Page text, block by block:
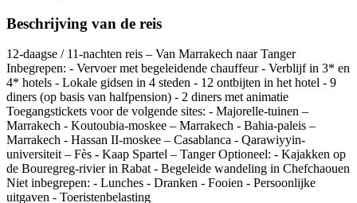
Beschrijving van de reis
12-daagse / 11-nachten reis – Van Marrakech naar Tanger
Inbegrepen: - Vervoer met begeleidende chauffeur - Verblijf in 3* en
4* hotels - Lokale gidsen in 4 steden - 12 ontbijten in het hotel - 9
diners (op basis van halfpension) - 2 diners met animatie
Toegangstickets voor de volgende sites: - Majorelle-tuinen –
Marrakech - Koutoubia-moskee – Marrakech - Bahia-paleis –
Marrakech - Hassan II-moskee – Casablanca - Qarawiyyin-
universiteit – Fès - Kaap Spartel – Tanger Optioneel: - Kajakken op
de Bouregreg-rivier in Rabat - Begeleide wandeling in Chefchaouen
Niet inbegrepen: - Lunches - Dranken - Fooien - Persoonlijke
uitgaven - Toeristenbelasting